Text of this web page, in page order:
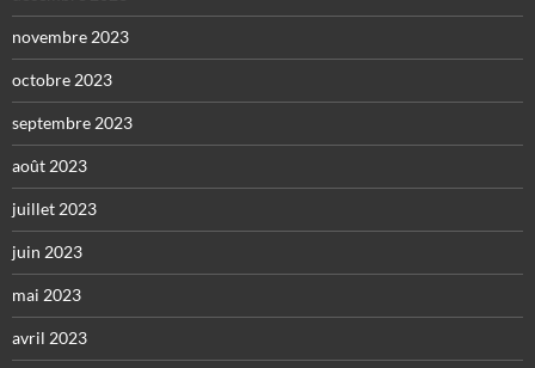
novembre 2023
octobre 2023
septembre 2023
août 2023
juillet 2023
juin 2023
mai 2023
avril 2023